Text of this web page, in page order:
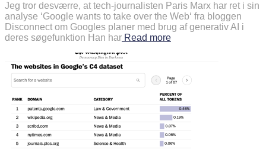
Jeg tror desværre, at tech-journalisten Paris Marx har ret i sin
analyse ‘Google wants to take over the Web‘ fra bloggen
Disconnect om Googles planer med brug af generativ AI i
deres søgefunktion Han har Read more